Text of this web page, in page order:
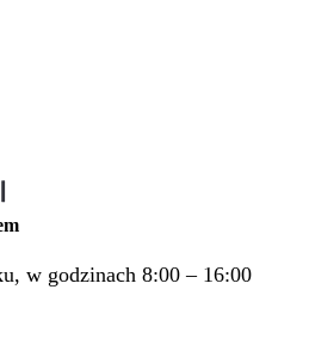
w godzinach 8:00 – 16:00